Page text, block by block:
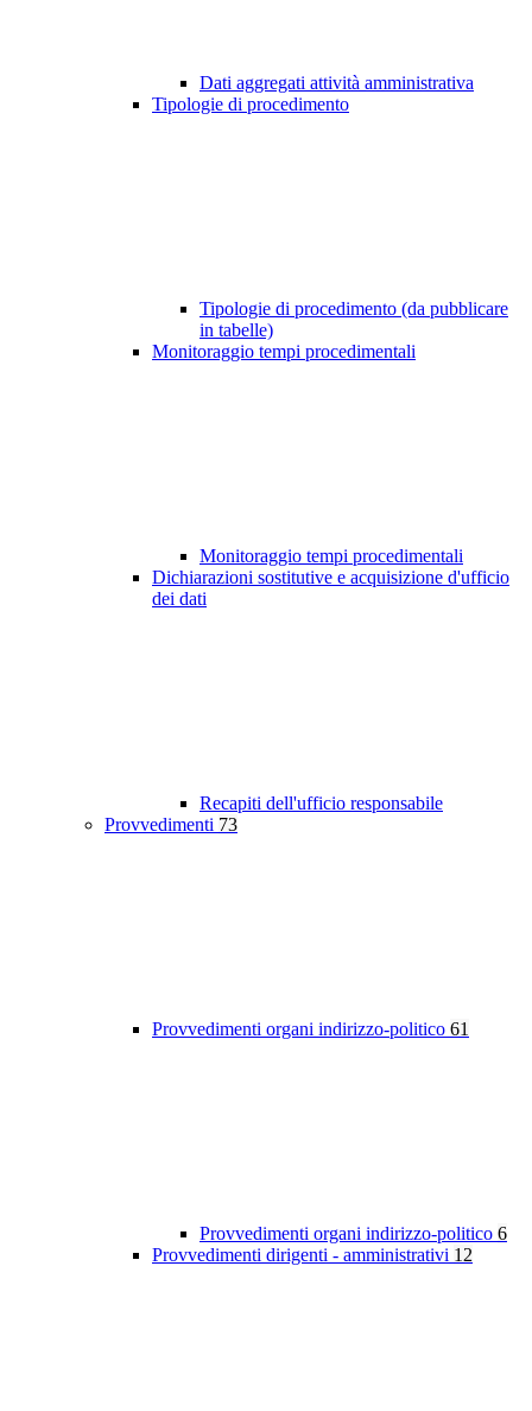
Dati aggregati attività amministrativa
Tipologie di procedimento
Tipologie di procedimento (da pubblicare
in tabelle)
Monitoraggio tempi procedimentali
Monitoraggio tempi procedimentali
Dichiarazioni sostitutive e acquisizione d'ufficio
dei dati
Recapiti dell'ufficio responsabile
Provvedimenti 73
Provvedimenti organi indirizzo-politico 61
Provvedimenti organi indirizzo-politico 6
Provvedimenti dirigenti - amministrativi 12